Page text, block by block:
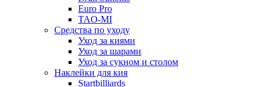
Euro Pro
TAO-MI
Средства по уходу
Уход за киями
Уход за шарами
Уход за сукном и столом
Наклейки для кия
Startbilliards